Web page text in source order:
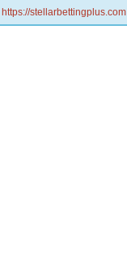
https://stellarbettingplus.com